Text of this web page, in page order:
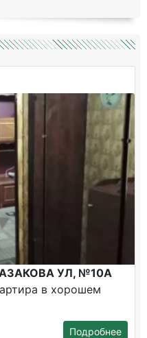
УЛ, №10А
в хорошем
Подробнее